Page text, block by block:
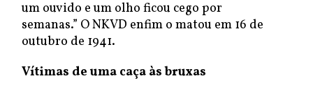
um ouvido e um olho ficou cego por
semanas.” O NKVD enfim o matou em 16 de
outubro de 1941.
Vítimas de uma caça às bruxas